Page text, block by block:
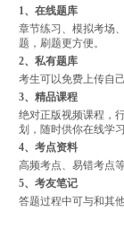
1、在线题库
章节练习、模拟考场
题，刷题更方便。
2、私有题库
考生可以免费上传自
3、精品课程
绝对正版视频课程，
划，随时供你在线学
4、考点资料
高频考点、易错考点
5、考友笔记
答题过程中可与和其